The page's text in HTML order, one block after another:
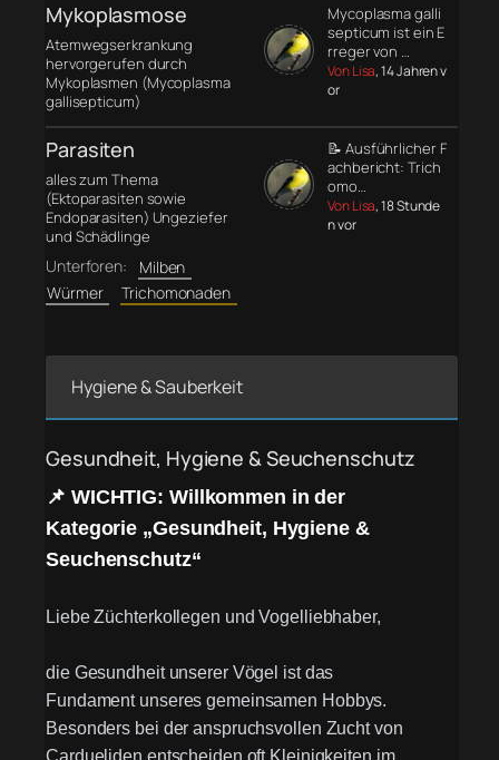
Mykoplasmose
Atemwegserkrankung
hervorgerufen durch
Mykoplasmen (Mycoplasma
gallisepticum)
Mycoplasma galli
septicum ist ein E
rreger von …
Von Lisa, 14 Jahren v
or
Parasiten
alles zum Thema
(Ektoparasiten sowie
Endoparasiten) Ungeziefer
und Schädlinge
Unterforen:
Milben
Würmer
Trichomonaden
📝 Ausführlicher F
achbericht: Trich
omo…
Von Lisa, 18 Stunde
n vor
Hygiene & Sauberkeit
Gesundheit, Hygiene & Seuchenschutz
📌 WICHTIG: Willkommen in der
Kategorie „Gesundheit, Hygiene &
Seuchenschutz“
Liebe Züchterkollegen und Vogelliebhaber,
die Gesundheit unserer Vögel ist das
Fundament unseres gemeinsamen Hobbys.
Besonders bei der anspruchsvollen Zucht von
Cardueliden entscheiden oft Kleinigkeiten im